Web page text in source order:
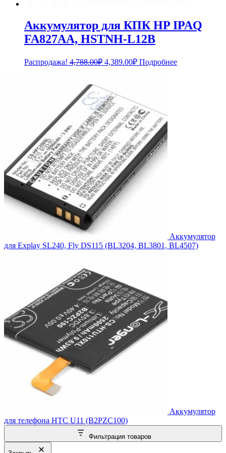
Аккумулятор для КПК HP IPAQ
FA827AA, HSTNH-L12B
Распродажа! 4,788.00₽ Первоначальная
4,788.00₽.
4,389.00₽Текущая
цена:
Подробнее
Аккумулятор
для Explay SL240, Fly DS115 (BL3204, BL3801, BL4507)
Аккумулятор
для телефона HTC U11 (B2PZC100)
Фильтрация товаров